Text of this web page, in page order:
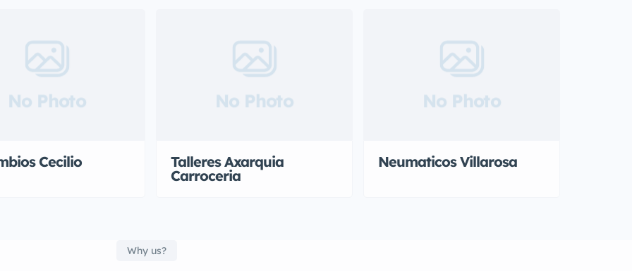
No Photo
Cecilio
No Photo
Talleres Axarquia
Carroceria
No Photo
Neumaticos Villarosa
Why us?